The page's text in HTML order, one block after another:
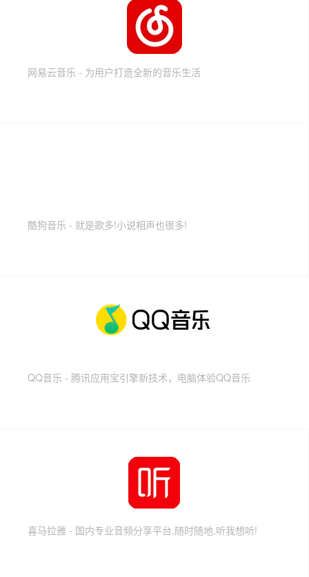
网易云音乐 - 为用户打造全新的音乐生活
酷狗音乐 - 就是歌多!小说相声也很多!
QQ音乐 - 腾讯应用宝引擎新技术，电脑体验QQ音乐
喜马拉雅 - 国内专业音频分享平台,随时随地,听我想听!